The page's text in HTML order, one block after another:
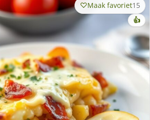
Maak favoriet15
👍